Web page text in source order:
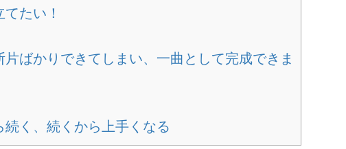
たい！
ばかりできてしまい、一曲として完成できま
く、続くから上手くなる